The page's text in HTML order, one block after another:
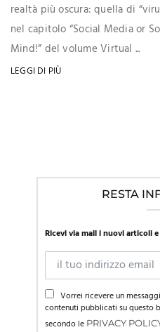
realtà più oscura: quella di
nel capitolo “Social Media or
Mind!” del volume Virtual ...
LEGGI DI PIÙ
RESTA
Ricevi via mail i nuovi articoli
Vorrei ricevere un
contenuti pubblicati su questo
secondo le PRIVACY